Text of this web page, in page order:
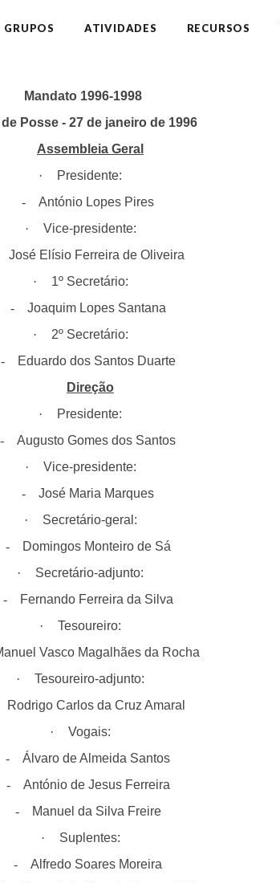
GRUPOS ATIVIDADES RECURSOS
Mandato 1996-1998
Posse - 27 de janeiro de 1996
Assembleia Geral
·
Presidente:
-
António Lopes Pires
·
Vice-presidente:
José Elísio Ferreira de Oliveira
·
1º Secretário:
-
Joaquim Lopes Santana
·
2º Secretário:
-
Eduardo dos Santos Duarte
Direção
·
Presidente:
-
Augusto Gomes dos Santos
·
Vice-presidente:
-
José Maria Marques
·
Secretário-geral:
-
Domingos Monteiro de Sá
·
Secretário-adjunto:
-
Fernando Ferreira da Silva
·
Tesoureiro:
Vasco Magalhães da Rocha
·
Tesoureiro-adjunto:
Rodrigo Carlos da Cruz Amaral
·
Vogais:
-
Álvaro de Almeida Santos
-
António de Jesus Ferreira
-
Manuel da Silva Freire
·
Suplentes:
-
Alfredo Soares Moreira